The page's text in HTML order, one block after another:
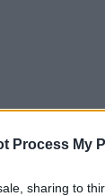
Process My
sharing to